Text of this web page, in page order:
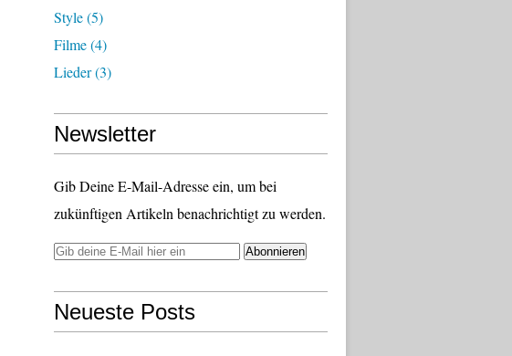
Style(5)
Filme(4)
Lieder(3)
Newsletter
Gib Deine E-Mail-Adresse ein, um bei
zukünftigen Artikeln benachrichtigt zu werden.
Neueste Posts